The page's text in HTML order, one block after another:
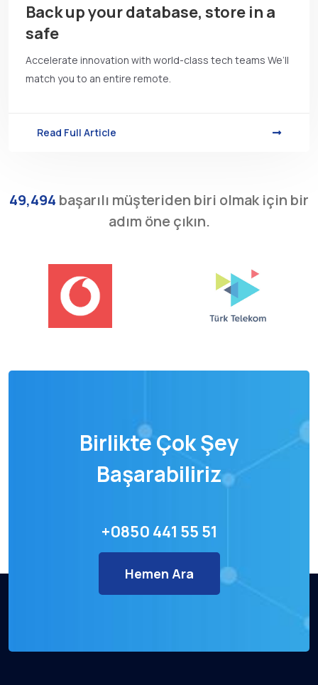
Back up your database, store in a
safe
Accelerate innovation with world-class tech teams We’ll
match you to an entire remote.
Read Full Article
49,494 başarılı müşteriden biri olmak için bir
adım öne çıkın.
Birlikte Çok Şey
Başarabiliriz
+0850 441 55 51
Hemen Ara